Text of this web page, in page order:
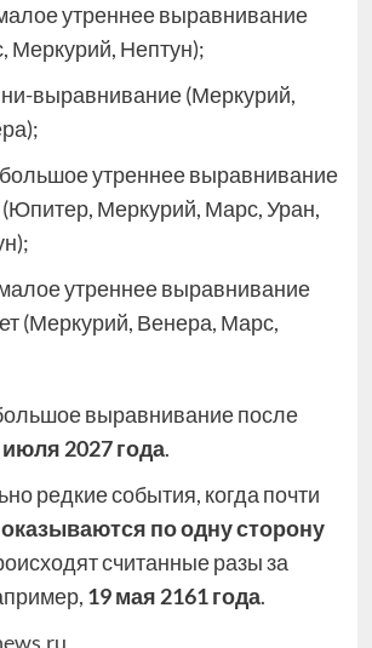
утреннее выравнивание
Меркурий, Нептун);
выравнивание (Меркурий,
утреннее выравнивание
Меркурий, Марс, Уран,
утреннее выравнивание
(Меркурий, Венера, Марс,
выравнивание после
июля 2027 года.
редкие события, когда почти
по одну сторону
считанные разы за
19 мая 2161 года.